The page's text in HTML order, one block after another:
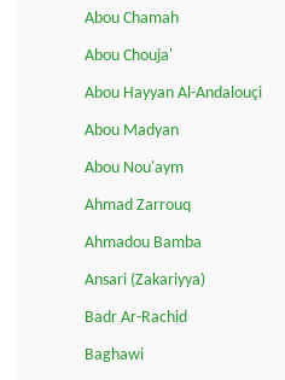
Abou Chamah
Abou Chouja'
Abou Hayyan Al-Andalouçi
Abou Madyan
Abou Nou'aym
Ahmad Zarrouq
Ahmadou Bamba
Ansari (Zakariyya)
Badr Ar-Rachid
Baghawi